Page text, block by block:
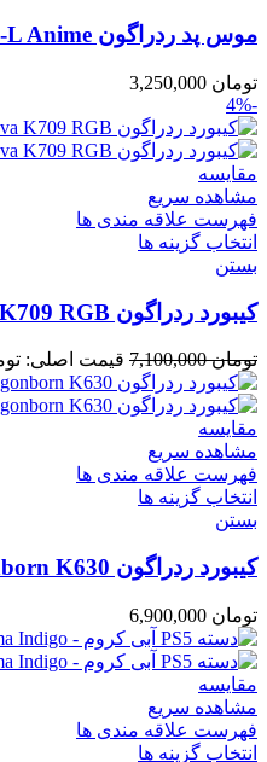
موس پد ردراگون Eisa P047 AK-L Anime
تومان
-4%
مقایسه
مشاهده سریع
فهرست علاقه مندی ها
انتخاب گزینه ها
بستن
کیبورد ردراگون Nova K709 RGB
تومان7,100,000 قیمت اصلی: تومان
مقایسه
مشاهده سریع
فهرست علاقه مندی ها
انتخاب گزینه ها
بستن
کیبورد ردراگون Dragonborn K630 مشکی
تومان
مقایسه
مشاهده سریع
فهرست علاقه مندی ها
انتخاب گزینه ها